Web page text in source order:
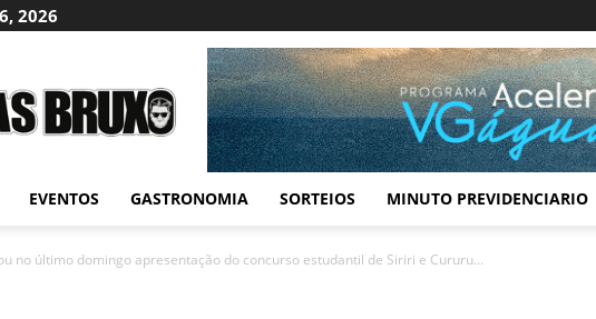
2026
Bruxo
EVENTOS GASTRONOMIA SORTEIOS MINUTO PREVIDENCIARIO
no último domingo apresentação do concurso estudantil de Siriri e Cururu...